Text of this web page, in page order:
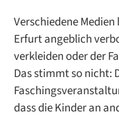
Verschiedene
Erfurt angeblich
verkleiden oder der
Das stimmt so nicht:
dass die Kinder an